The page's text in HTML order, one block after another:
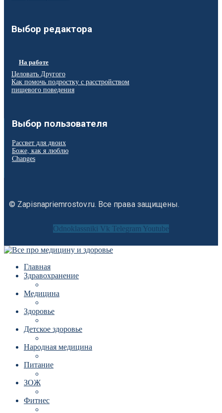
Выбор редактора
На работе
Целовать Другого
Как помочь подростку с расстройством
пищевого поведения
Выбор пользователя
Рассвет для двоих
Боже, как я люблю
Changes
© Zapisnapriemrostov.ru. Все права защищены.
Odnoklassniki Vk Telegram Youtube
Главная
Здравохранение
Медицина
Здоровье
Детское здоровье
Народная медицина
Питание
ЗОЖ
Фитнес